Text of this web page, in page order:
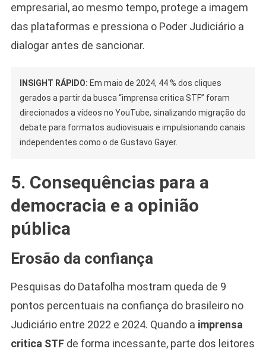
empresarial, ao mesmo tempo, protege a imagem
das plataformas e pressiona o Poder Judiciário a
dialogar antes de sancionar.
INSIGHT RÁPIDO: Em maio de 2024, 44 % dos cliques
gerados a partir da busca “imprensa critica STF” foram
direcionados a vídeos no YouTube, sinalizando migração do
debate para formatos audiovisuais e impulsionando canais
independentes como o de Gustavo Gayer.
5. Consequências para a
democracia e a opinião
pública
Erosão da confiança
Pesquisas do Datafolha mostram queda de 9
pontos percentuais na confiança do brasileiro no
Judiciário entre 2022 e 2024. Quando a imprensa
critica STFde forma incessante, parte dos leitores